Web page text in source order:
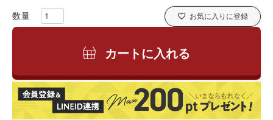
お気に入りに登録
カートに入れる